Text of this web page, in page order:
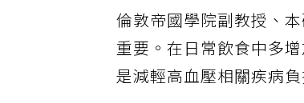
倫敦帝國學院副教授、
重要。在日常飲食中多
是減輕高血壓相關疾病負